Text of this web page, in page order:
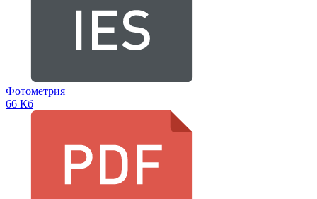
Фотометрия
66 Кб